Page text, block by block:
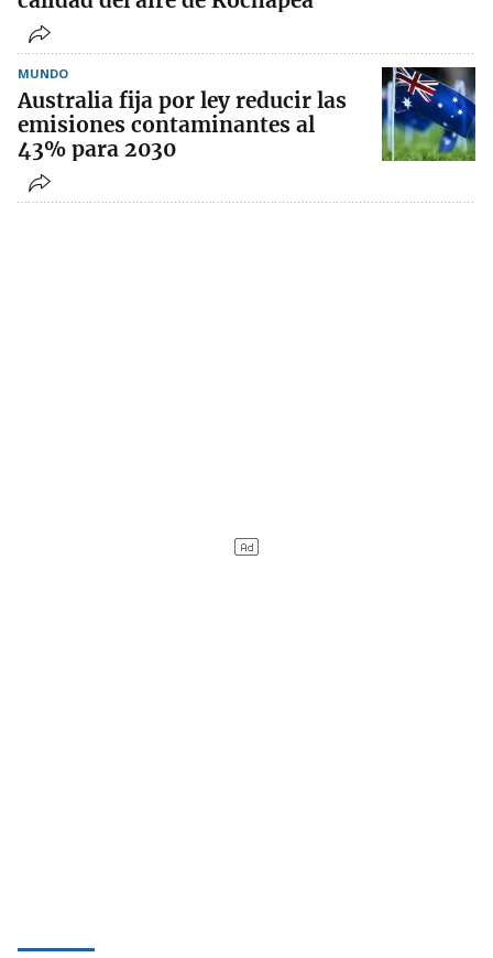
MUNDO
Australia fija por ley reducir las
emisiones contaminantes al
43% para 2030